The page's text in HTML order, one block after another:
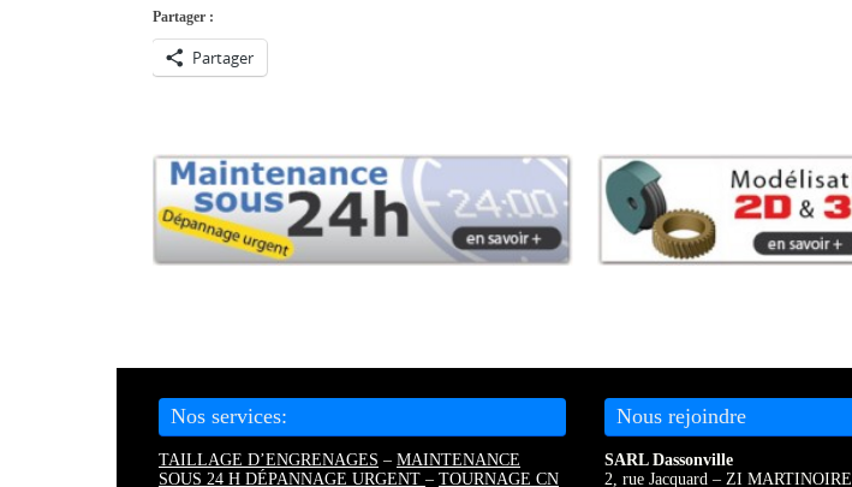
Partager :
Partager
Nos services:
TAILLAGE D’ENGRENAGES – MAINTENANCE
SOUS 24 H DÉPANNAGE URGENT – TOURNAGE CN
Nous rejoindre
SARL Dassonville
2, rue Jacquard – ZI MARTINOIRE